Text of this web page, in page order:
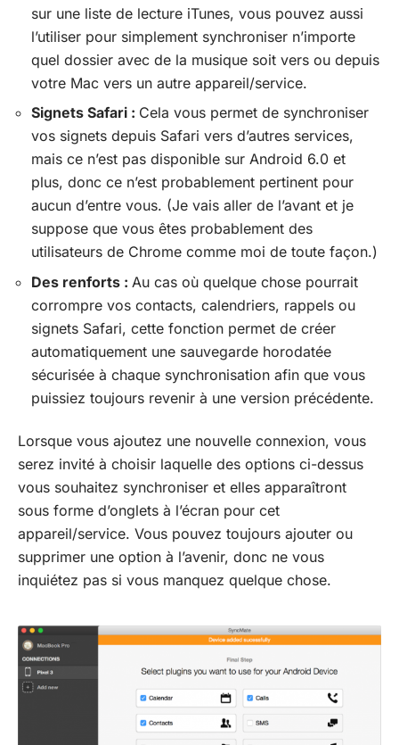
sur une liste de lecture iTunes, vous pouvez aussi
l’utiliser pour simplement synchroniser n’importe
quel dossier avec de la musique soit vers ou depuis
votre Mac vers un autre appareil/service.
Signets Safari : Cela vous permet de synchroniser
vos signets depuis Safari vers d’autres services,
mais ce n’est pas disponible sur Android 6.0 et
plus, donc ce n’est probablement pertinent pour
aucun d’entre vous. (Je vais aller de l’avant et je
suppose que vous êtes probablement des
utilisateurs de Chrome comme moi de toute façon.)
Des renforts : Au cas où quelque chose pourrait
corrompre vos contacts, calendriers, rappels ou
signets Safari, cette fonction permet de créer
automatiquement une sauvegarde horodatée
sécurisée à chaque synchronisation afin que vous
puissiez toujours revenir à une version précédente.
Lorsque vous ajoutez une nouvelle connexion, vous
serez invité à choisir laquelle des options ci-dessus
vous souhaitez synchroniser et elles apparaîtront
sous forme d’onglets à l’écran pour cet
appareil/service. Vous pouvez toujours ajouter ou
supprimer une option à l’avenir, donc ne vous
inquiétez pas si vous manquez quelque chose.